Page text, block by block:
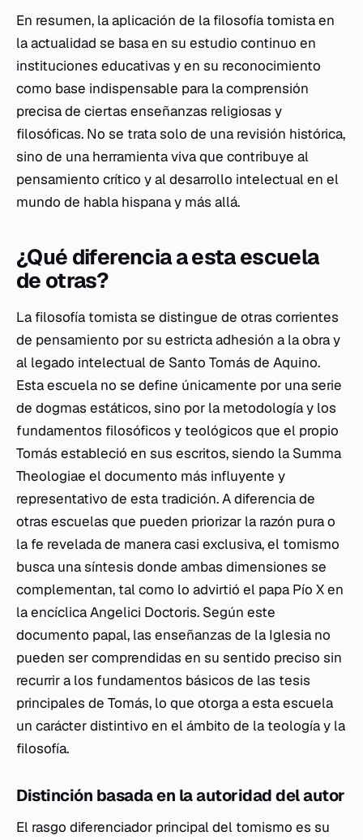
En resumen, la aplicación de la filosofía tomista en
la actualidad se basa en su estudio continuo en
instituciones educativas y en su reconocimiento
como base indispensable para la comprensión
precisa de ciertas enseñanzas religiosas y
filosóficas. No se trata solo de una revisión histórica,
sino de una herramienta viva que contribuye al
pensamiento crítico y al desarrollo intelectual en el
mundo de habla hispana y más allá.
¿Qué diferencia a esta escuela
de otras?
La filosofía tomista se distingue de otras corrientes
de pensamiento por su estricta adhesión a la obra y
al legado intelectual de Santo Tomás de Aquino.
Esta escuela no se define únicamente por una serie
de dogmas estáticos, sino por la metodología y los
fundamentos filosóficos y teológicos que el propio
Tomás estableció en sus escritos, siendo la Summa
Theologiae el documento más influyente y
representativo de esta tradición. A diferencia de
otras escuelas que pueden priorizar la razón pura o
la fe revelada de manera casi exclusiva, el tomismo
busca una síntesis donde ambas dimensiones se
complementan, tal como lo advirtió el papa Pío X en
la encíclicaAngelici Doctoris. Según este
documento papal, las enseñanzas de la Iglesia no
pueden ser comprendidas en su sentido preciso sin
recurrir a los fundamentos básicos de las tesis
principales de Tomás, lo que otorga a esta escuela
un carácter distintivo en el ámbito de la teología y la
filosofía.
Distinción basada en la autoridad del autor
El rasgo diferenciador principal del tomismo es su